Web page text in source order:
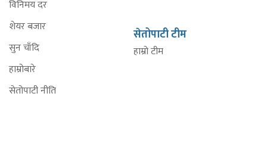
विनिमय दर
शेयर बजार
सुन चाँदि
हाम्रोबारे
सेतोपाटी नीति
सेतोपाटी टीम
हाम्रो टीम